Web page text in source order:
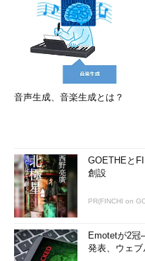
音声生成、音楽生成とは？
GOETHEと
創設
PR(FINCHI on
Emotetが2
発表、ウェブ